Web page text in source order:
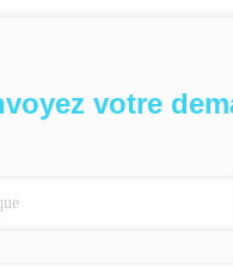
votre